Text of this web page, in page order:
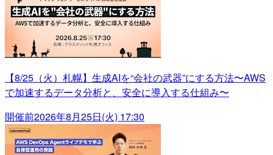
【8/25（火）札幌】生成AIを“会社の武器”にする方法〜AWS
で加速するデータ分析と、安全に導入する仕組み〜
開催前2026年8月25日(火) 17:30